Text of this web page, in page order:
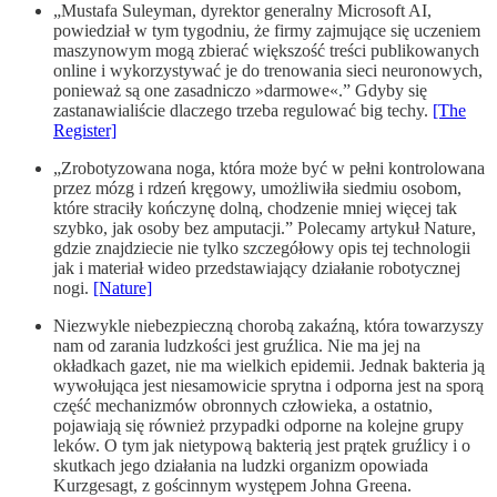
„Mustafa Suleyman, dyrektor generalny Microsoft AI,
powiedział w tym tygodniu, że firmy zajmujące się uczeniem
maszynowym mogą zbierać większość treści publikowanych
online i wykorzystywać je do trenowania sieci neuronowych,
ponieważ są one zasadniczo »darmowe«.” Gdyby się
zastanawialiście dlaczego trzeba regulować big techy. [The
Register]
„Zrobotyzowana noga, która może być w pełni kontrolowana
przez mózg i rdzeń kręgowy, umożliwiła siedmiu osobom,
które straciły kończynę dolną, chodzenie mniej więcej tak
szybko, jak osoby bez amputacji.” Polecamy artykuł Nature,
gdzie znajdziecie nie tylko szczegółowy opis tej technologii
jak i materiał wideo przedstawiający działanie robotycznej
nogi. [Nature]
Niezwykle niebezpieczną chorobą zakaźną, która towarzyszy
nam od zarania ludzkości jest gruźlica. Nie ma jej na
okładkach gazet, nie ma wielkich epidemii. Jednak bakteria ją
wywołująca jest niesamowicie sprytna i odporna jest na sporą
część mechanizmów obronnych człowieka, a ostatnio,
pojawiają się również przypadki odporne na kolejne grupy
leków. O tym jak nietypową bakterią jest prątek gruźlicy i o
skutkach jego działania na ludzki organizm opowiada
Kurzgesagt, z gościnnym występem Johna Greena.